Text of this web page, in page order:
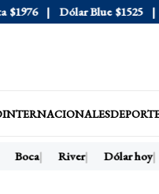
Dólar Blue $1525 Dólar
INTERNACIONALES
River Dólar hoy